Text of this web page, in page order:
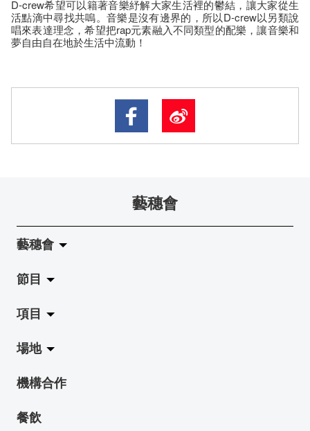
D-crew希望可以籍著音樂紓解大家生活裡的鬱結，讓大家從生
活點滴中尋找共嗚。音樂是沒有邊界的，所以D-crew以另類說
唱來表達理念，希望把rap元素融入不同類型的配樂，讓音樂和
夢自由自在地於生活中流動！
藝穗會
藝穗會
關於藝穗會
藝穗會的演化
使命與宗旨
藝穗會架構
檔案庫
節目
拉闊
展覽
演出
活動
項目
Jazz-Go-Central, Jazz-Go-Fringe
LPL
2015-16 藝術場地資助計劃
場地
陳麗玲畫廊
奶庫
機構合作
餐飲